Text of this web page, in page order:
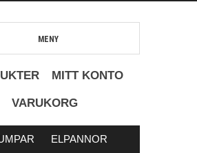
MENY
MITT KONTO
VARUKORG
ELPANNOR